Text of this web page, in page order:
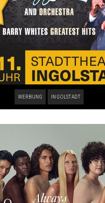
WERBUNG INGOLSTADT